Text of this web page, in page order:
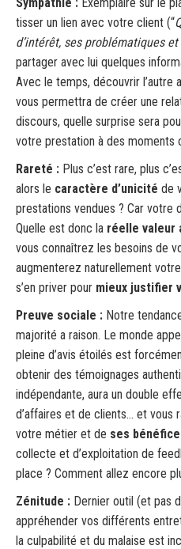
tisser un lien avec votre client (“
d’intérêt, ses problématiques
partager avec lui quelques
Avec le temps, découvrir
vous permettra de créer une
discours, quelle surprise sera
votre prestation à des moments
Rareté : Plus c’est rare, plus
alors le caractère d’unicité de
prestations vendues ? Car votre
Quelle est donc la réelle valeur
vous connaîtrez les besoins de
augmenterez naturellement
s’en priver pour mieux justifier
Preuve sociale : Notre
majorité a raison. Le monde
pleine d’avis étoilés est
obtenir des témoignages
indépendante, aura un double
d’affaires et de clients… et vous
votre métier et de ses
collecte et d’exploitation de
place ? Comment allez encore
Zénitude : Dernier outil (et pas
appréhender vos différents
la culpabilité et du malaise est